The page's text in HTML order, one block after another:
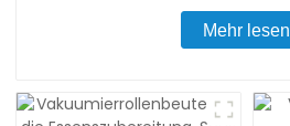
Mehr lesen